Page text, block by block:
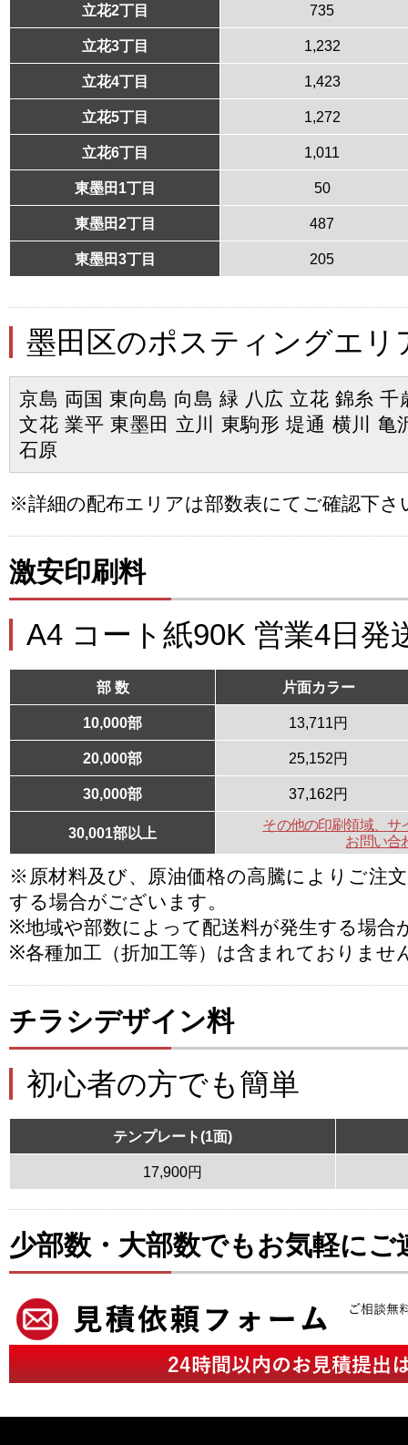
立花2丁目 735
立花3丁目 1,232
立花4丁目 1,423
立花5丁目 1,272
立花6丁目 1,011
東墨田1丁目 50
東墨田2丁目 487
東墨田3丁目 205
墨田区のポスティングエリ
京島 両国 東向島 向島 緑 八広 立花 錦糸
文花 業平 東墨田 立川 東駒形 堤通 横川 亀
石原
※詳細の配布エリアは部数表にてご確認下さ
激安印刷料
A4 コート紙90K 営業4日発
部 数 片面カラー
10,000部 13,711円
20,000部 25,152円
30,000部 37,162円
30,001部以上
その他の印刷領域、サ
お問い合
※原材料及び、原油価格の高騰によりご注
する場合がございます。
※地域や部数によって配送料が発生する場合
※各種加工（折加工等）は含まれておりませ
チラシデザイン料
初心者の方でも簡単
テンプレート(1面)
17,900円
少部数・大部数でもお気軽にご